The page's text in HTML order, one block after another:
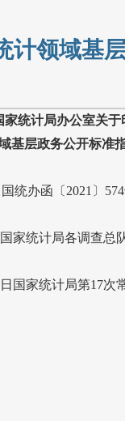
计领域基
家统计局办公室关于
域基层政务公开标准
国统办函〔2021〕
家统计局各调查总
国家统计局第17